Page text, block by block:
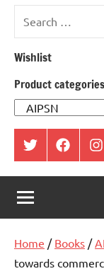
Search
for:
Wishlist
Product categories
ట్విట్టర్
ఫేస్
బుక్
Home / Books /
towards